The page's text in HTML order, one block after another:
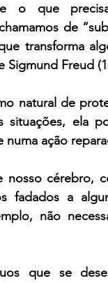
o que
de
transforma
Sigmund Freud
natural de
situações, ela
numa ação
nosso cérebro,
fadados a
não
que se